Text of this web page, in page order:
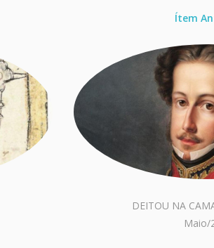
Ítem
DEITOU NA
Maio/